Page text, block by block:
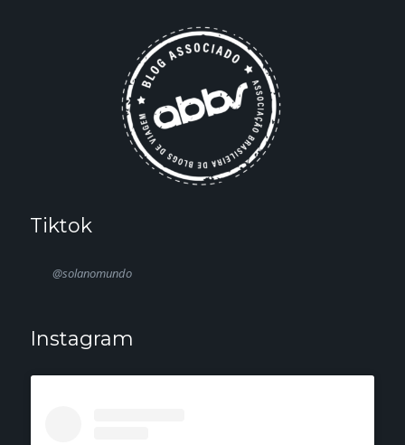
Tiktok
@solanomundo
Instagram